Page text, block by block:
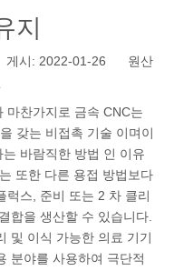
지
시: 2022-01-26 원산
마찬가지로 금속 CNC는
갖는 비접촉 기술 이며이
바람직한 방법 인 이유
또한 다른 용접 방법보다
럭스, 준비 또는 2 차 클리
합을 생산할 수 있습니다.
및 이식 가능한 의료 기기
분야를 사용하여 극단적